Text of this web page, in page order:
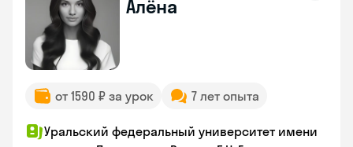
Алёна
от 1590 ₽ за урок 7 лет опыта
Уральский федеральный университет имени